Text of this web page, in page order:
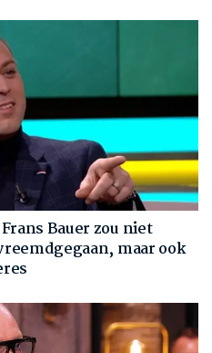
Bauer zou niet
maar ook